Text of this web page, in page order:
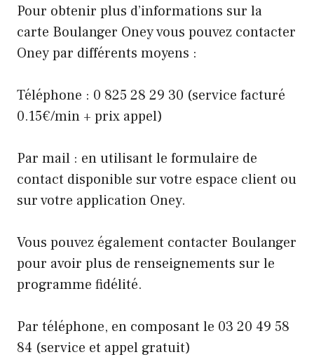
Pour obtenir plus d’informations sur la
carte Boulanger Oney vous pouvez contacter
Oney par différents moyens :
Téléphone : 0 825 28 29 30 (service facturé
0.15€/min + prix appel)
Par mail : en utilisant le formulaire de
contact disponible sur votre espace client ou
sur votre application Oney.
Vous pouvez également contacter Boulanger
pour avoir plus de renseignements sur le
programme fidélité.
Par téléphone, en composant le 03 20 49 58
84 (service et appel gratuit)